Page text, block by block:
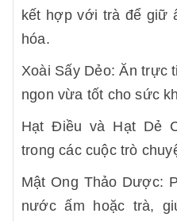
kết hợp với trà để giữ
hóa.
Xoài Sấy Dẻo: Ăn trực
ngon vừa tốt cho sức
Hạt Điều và Hạt Dẻ
trong các cuộc trò
Mật Ong Thảo Dược:
nước ấm hoặc trà,